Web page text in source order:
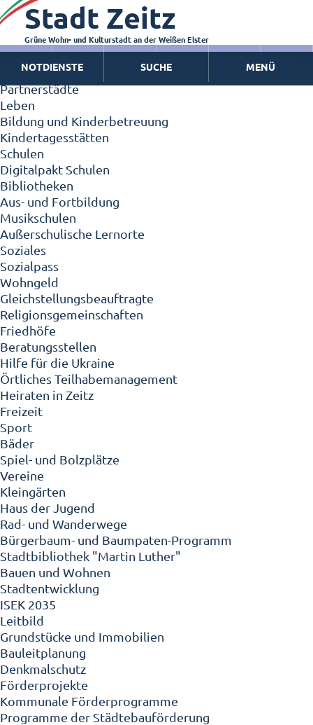
Zeitz - Die Kleinstadt
Willkommen in Zeitz!
Interview mit Oberbürgermeister Christian Thieme
Zeitz - Stadt der Zukunft
Ortschaften
Partnerstädte
Leben
Bildung und Kinderbetreuung
Kindertagesstätten
Schulen
Digitalpakt Schulen
Bibliotheken
Aus- und Fortbildung
Musikschulen
Außerschulische Lernorte
Soziales
Sozialpass
Wohngeld
Gleichstellungsbeauftragte
Religionsgemeinschaften
Friedhöfe
Beratungsstellen
Hilfe für die Ukraine
Örtliches Teilhabemanagement
Heiraten in Zeitz
Freizeit
Sport
Bäder
Spiel- und Bolzplätze
Vereine
Kleingärten
Haus der Jugend
Rad- und Wanderwege
Bürgerbaum- und Baumpaten-Programm
Stadtbibliothek "Martin Luther"
Bauen und Wohnen
Stadtentwicklung
ISEK 2035
Leitbild
Grundstücke und Immobilien
Bauleitplanung
Denkmalschutz
Förderprojekte
Kommunale Förderprogramme
Programme der Städtebauförderung
Stadt Zeitz
Grüne Wohn- und Kulturstadt an der Weißen Elster
NOTDIENSTE SUCHE MENÜ